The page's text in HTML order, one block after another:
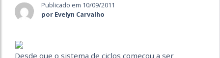
Publicado em 10/09/2011
por Evelyn Carvalho
Desde que o sistema de ciclos começou a ser